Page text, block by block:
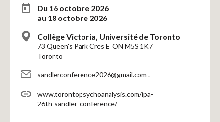
Du 16 octobre 2026
au 18 octobre 2026
Collège Victoria, Université de Toronto
73 Queen's Park Cres E, ON M5S 1K7
Toronto
sandlerconference2026@gmail.com .
www.torontopsychoanalysis.com/ipa-
26th-sandler-conference/